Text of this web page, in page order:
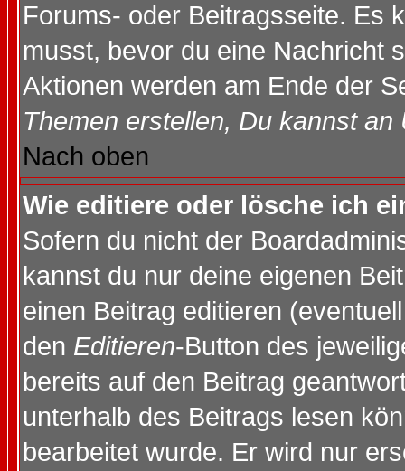
Forums- oder Beitragsseite. Es
musst, bevor du eine Nachricht
Aktionen werden am Ende der
Themen erstellen, Du kannst
Nach oben
Wie editiere oder lösche ich
Sofern du nicht der
kannst du nur deine eigenen
einen Beitrag editieren
den Editieren-Button des
bereits auf den Beitrag
unterhalb des Beitrags lesen
bearbeitet wurde. Er wird nur